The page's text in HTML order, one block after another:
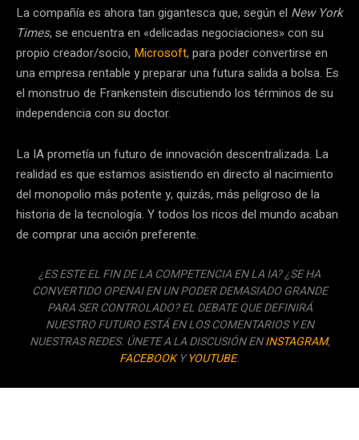
La compañía es ahora tan gigantesca que, según el New York
Times, se encuentra en «delicadas negociaciones» con su
propio creador/socio, Microsoft, para poder convertirse en
una empresa rentable y preparar una futura salida a bolsa. Es
el monstruo de Frankenstein discutiendo los términos de su
independencia con su doctor.
La IA prometía un futuro de innovación descentralizada. La
realidad es que estamos asistiendo en directo al nacimiento
del monopolio más potente y, quizás, más peligroso de la
historia de la tecnología. Y todos los ricos del mundo acaban
de comprar una acción preferente.
¿ES ESTE EL FIN DE LA COMPETENCIA EN LA IA? ¿SE HA
CONVERTIDO OPENAI EN UN PODER DEMASIADO GRANDE
PARA SER CONTROLADO? EL DEBATE QUE DEFINIRÁ
NUESTRO FUTURO ESTÁ EN LOS COMENTARIOS Y EN
NUESTRAS REDES. ÚNETE A LA DISCUSIÓN ENINSTAGRAM,
FACEBOOKYYOUTUBE.